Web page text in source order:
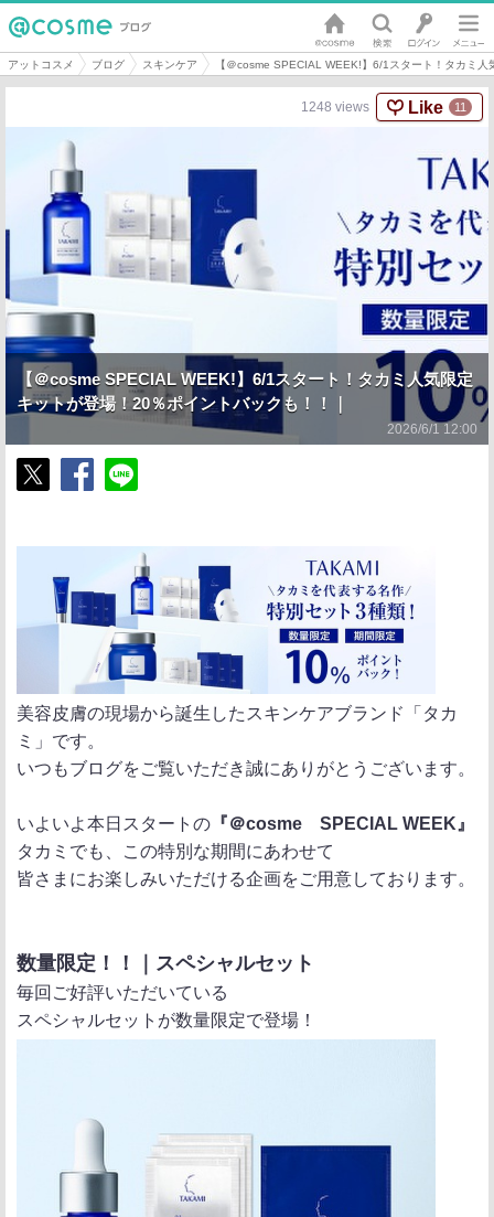
アットコスメ ブログ スキンケア 【＠cosme SPECIAL WEEK!】6/1スタート！タカミ
1248 views Like 11
【＠cosme SPECIAL WEEK!】6/1スタート！タカミ人気限定
キットが登場！20％ポイントバックも！！｜
2026/6/1 12:00
ス
ェ
ア
る
美容皮膚の現場から誕生したスキンケアブランド「タカ
ミ」です。
いつもブログをご覧いただき誠にありがとうございます。
いよいよ本日スタートの 『＠cosme SPECIAL WEEK』
タカミでも、この特別な期間にあわせて
皆さまにお楽しみいただける企画をご用意しております。
数量限定！！｜スペシャルセット
毎回ご好評いただいている
スペシャルセットが数量限定で登場！